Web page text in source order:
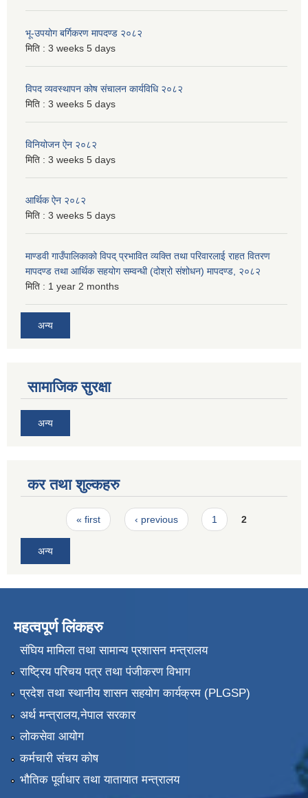
भू-उपयोग बर्गिकरण मापदण्ड २०८२
मिति : 3 weeks 5 days
विपद व्यवस्थापन कोष संचालन कार्यविधि २०८२
मिति : 3 weeks 5 days
विनियोजन ऐन २०८२
मिति : 3 weeks 5 days
आर्थिक ऐन २०८२
मिति : 3 weeks 5 days
माण्डवी गाउँपालिकाको विपद् प्रभावित व्यक्ति तथा परिवारलाई राहत वितरण
मापदण्ड तथा आर्थिक सहयोग सम्वन्धी (दोश्रो संशोधन) मापदण्ड, २०८२
मिति : 1 year 2 months
अन्य
सामाजिक सुरक्षा
अन्य
कर तथा शुल्कहरु
Pages« first ‹ previous 1 2
अन्य
महत्वपूर्ण लिंकहरु
संघिय मामिला तथा सामान्य प्रशासन मन्त्रालय
राष्ट्रिय परिचय पत्र तथा पंजीकरण विभाग
प्रदेश तथा स्थानीय शासन सहयोग कार्यक्रम (PLGSP)
अर्थ मन्त्रालय,नेपाल सरकार
लोकसेवा आयोग
कर्मचारी संचय कोष
भौतिक पूर्वाधार तथा यातायात मन्त्रालय